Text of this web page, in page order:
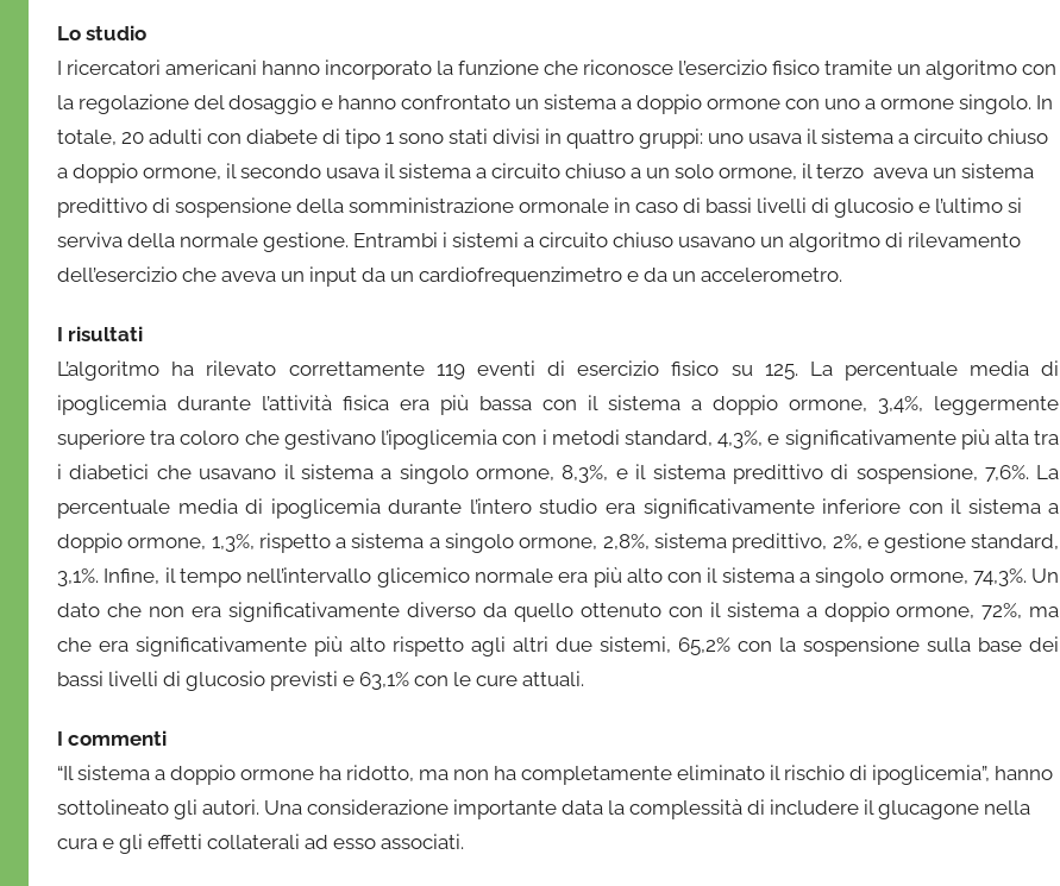
o
Lo studio
I ricercatori americani hanno incorporato la funzione che riconosce l’esercizio fisico tramite un algoritmo con
la regolazione del dosaggio e hanno confrontato un sistema a doppio ormone con uno a ormone singolo. In
totale, 20 adulti con diabete di tipo 1 sono stati divisi in quattro gruppi: uno usava il sistema a circuito chiuso
a doppio ormone, il secondo usava il sistema a circuito chiuso a un solo ormone, il terzo aveva un sistema
predittivo di sospensione della somministrazione ormonale in caso di bassi livelli di glucosio e l’ultimo si
serviva della normale gestione. Entrambi i sistemi a circuito chiuso usavano un algoritmo di rilevamento
dell’esercizio che aveva un input da un cardiofrequenzimetro e da un accelerometro.
I risultati
L’algoritmo ha rilevato correttamente 119 eventi di esercizio fisico su 125. La percentuale media di
ipoglicemia durante l’attività fisica era più bassa con il sistema a doppio ormone, 3,4%, leggermente
superiore tra coloro che gestivano l’ipoglicemia con i metodi standard, 4,3%, e significativamente più alta tra
i diabetici che usavano il sistema a singolo ormone, 8,3%, e il sistema predittivo di sospensione, 7,6%. La
percentuale media di ipoglicemia durante l’intero studio era significativamente inferiore con il sistema a
doppio ormone, 1,3%, rispetto a sistema a singolo ormone, 2,8%, sistema predittivo, 2%, e gestione standard,
3,1%. Infine, il tempo nell’intervallo glicemico normale era più alto con il sistema a singolo ormone, 74,3%. Un
dato che non era significativamente diverso da quello ottenuto con il sistema a doppio ormone, 72%, ma
che era significativamente più alto rispetto agli altri due sistemi, 65,2% con la sospensione sulla base dei
bassi livelli di glucosio previsti e 63,1% con le cure attuali.
I commenti
“Il sistema a doppio ormone ha ridotto, ma non ha completamente eliminato il rischio di ipoglicemia”, hanno
sottolineato gli autori. Una considerazione importante data la complessità di includere il glucagone nella
cura e gli effetti collaterali ad esso associati.